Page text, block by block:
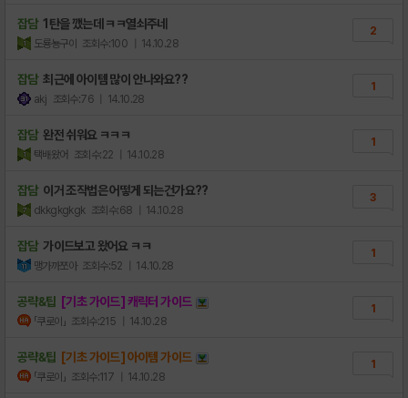
잡담 1탄을 깼는데 ㅋㅋ열쇠주네
도룡뇽구이 조회수:100 | 14.10.28
2
잡담 최근에 아이템 많이 안나와요??
akj 조회수:76 | 14.10.28
1
잡담 완전 쉬워요 ㅋㅋㅋ
택배왔어 조회수:22 | 14.10.28
1
잡담 이거 조작법은 어떻게 되는건가요??
dkkgkgkgk 조회수:68 | 14.10.28
3
잡담 가이드보고 왔어요 ㅋㅋ
맹가까쪼아 조회수:52 | 14.10.28
1
공략&팁 [기초 가이드] 캐릭터 가이드
「쿠로이」 조회수:215 | 14.10.28
1
공략&팁 [기초 가이드] 아이템 가이드
「쿠로이」 조회수:117 | 14.10.28
1